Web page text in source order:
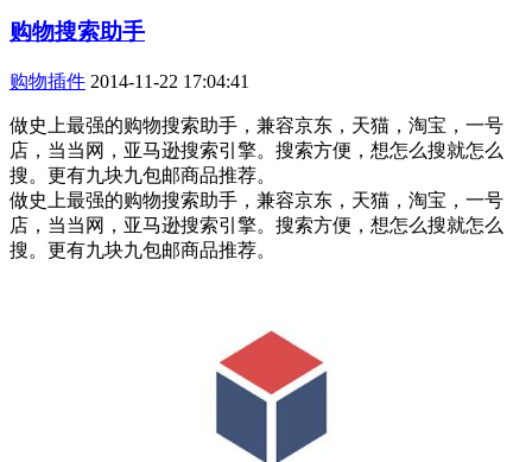
购物搜索助手
购物插件 2014-11-22 17:04:41
做史上最强的购物搜索助手，兼容京东，天猫，淘宝，一号
店，当当网，亚马逊搜索引擎。搜索方便，想怎么搜就怎么
搜。更有九块九包邮商品推荐。
做史上最强的购物搜索助手，兼容京东，天猫，淘宝，一号
店，当当网，亚马逊搜索引擎。搜索方便，想怎么搜就怎么
搜。更有九块九包邮商品推荐。